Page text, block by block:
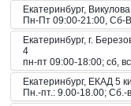
Екатеринбург,
Пн-Пт 09:00-21:00, Сб-
Екатеринбург, г.
4
пн-пт 09:00-18:00; сб,
Екатеринбург, ЕКАД 5
Пн.-пт.: 9.00-18.00; Сб.-